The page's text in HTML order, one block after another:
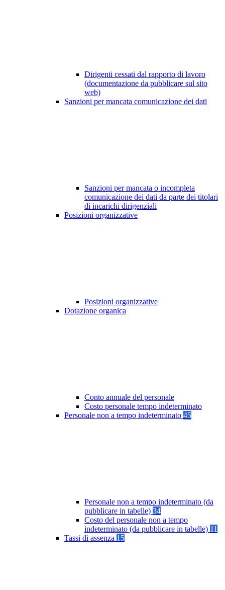
Dirigenti cessati dal rapporto di lavoro
(documentazione da pubblicare sul sito
web)
Sanzioni per mancata comunicazione dei dati
Sanzioni per mancata o incompleta
comunicazione dei dati da parte dei titolari
di incarichi dirigenziali
Posizioni organizzative
Posizioni organizzative
Dotazione organica
Conto annuale del personale
Costo personale tempo indeterminato
Personale non a tempo indeterminato 45
Personale non a tempo indeterminato (da
pubblicare in tabelle) 34
Costo del personale non a tempo
indeterminato (da pubblicare in tabelle) 11
Tassi di assenza 15